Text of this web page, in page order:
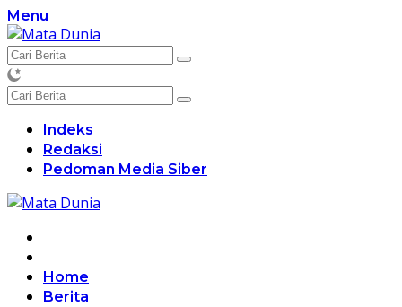
Langsung
ke
konten
Menu
Indeks
Redaksi
Pedoman Media Siber
Home
Berita